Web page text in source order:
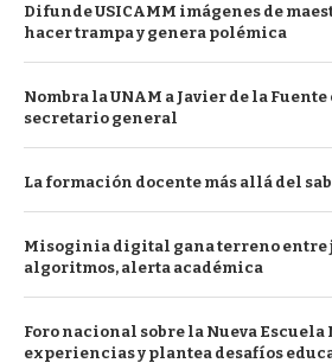
Difunde USICAMM imágenes de
hacer trampa y genera polémica
Nombra la UNAM a Javier de la Fuente
secretario general
La formación docente más allá del
Misoginia digital gana terreno entre
algoritmos, alerta académica
Foro nacional sobre la Nueva
experiencias y plantea desafíos